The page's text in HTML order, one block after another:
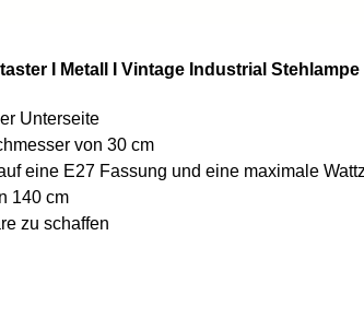
I Metall I Vintage Industrial
Unterseite
von 30 cm
eine E27 Fassung und eine maximale
140 cm
zu schaffen